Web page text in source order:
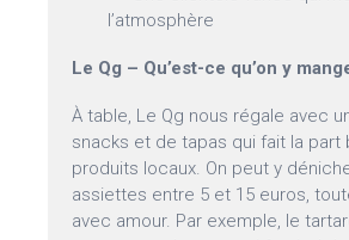
l’atmosphère
Le Qg – Qu’est-ce qu’on y
À table, Le Qg nous régale avec
snacks et de tapas qui fait la part
produits locaux. On peut y
assiettes entre 5 et 15 euros,
avec amour. Par exemple, le